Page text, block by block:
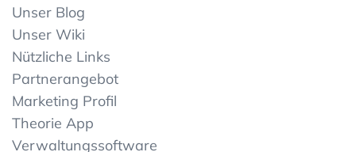
Unser Blog
Unser Wiki
Nützliche Links
Partnerangebot
Marketing Profil
Theorie App
Verwaltungssoftware